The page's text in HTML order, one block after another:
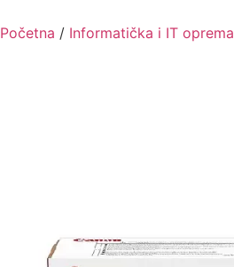
Početna / Informatička i IT oprema